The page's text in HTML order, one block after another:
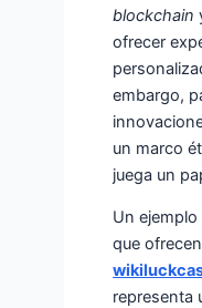
blockchain
ofrecer
embargo,
un marco
juega un
Un
que
representa